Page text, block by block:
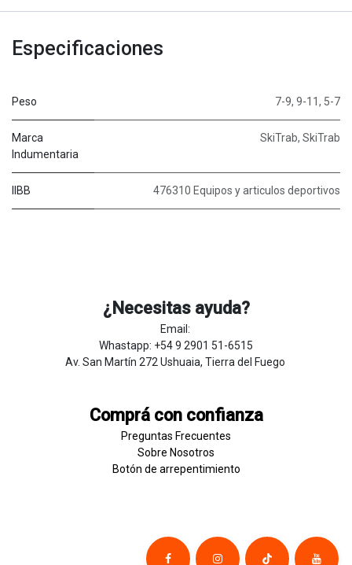
Especificaciones
Peso 7-9, 9-11, 5-7
Marca
Indumentaria
SkiTrab, SkiTrab
IIBB 476310 Equipos y articulos deportivos
¿Necesitas ayuda?
Email:
Whastapp: +54 9 2901 51-6515
Av. San Martín 272 Ushuaia, Tierra del Fuego
Comprá con confianza
Preguntas Frecuentes
Sobre Nosotros
Botón de ​arrepentim​​​iento